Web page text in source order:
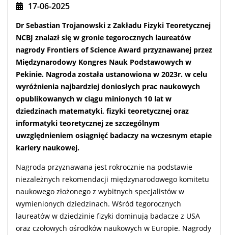
17-06-2025
Dr Sebastian Trojanowski z Zakładu Fizyki Teoretycznej
NCBJ znalazł się w gronie tegorocznych laureatów
nagrody Frontiers of Science Award przyznawanej przez
Międzynarodowy Kongres Nauk Podstawowych w
Pekinie. Nagroda została ustanowiona w 2023r. w celu
wyróżnienia najbardziej doniosłych prac naukowych
opublikowanych w ciągu minionych 10 lat w
dziedzinach matematyki, fizyki teoretycznej oraz
informatyki teoretycznej ze szczególnym
uwzględnieniem osiągnięć badaczy na wczesnym etapie
kariery naukowej.
Nagroda przyznawana jest rokrocznie na podstawie
niezależnych rekomendacji międzynarodowego komitetu
naukowego złożonego z wybitnych specjalistów w
wymienionych dziedzinach. Wśród tegorocznych
laureatów w dziedzinie fizyki dominują badacze z USA
oraz czołowych ośrodków naukowych w Europie. Nagrody